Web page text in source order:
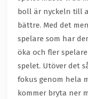
boll är nyckeln till
bättre. Med det
spelare som har
öka och fler
spelet. Utöver det
fokus genom hela
kommer bryta ner